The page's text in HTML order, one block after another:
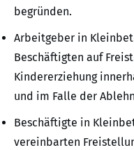
begründen.
Arbeitgeber in
Beschäftigten auf
Kindererziehung
und im Falle der
Beschäftigte in
vereinbarten